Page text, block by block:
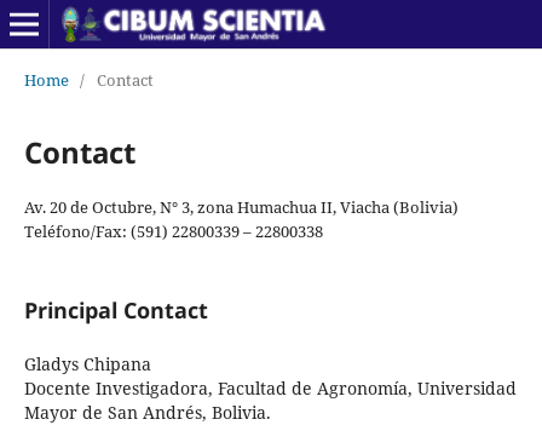
Home / Contact
Contact
Av. 20 de Octubre, N° 3, zona Humachua II, Viacha (Bolivia)
Teléfono/Fax: (591) 22800339 – 22800338
Principal Contact
Gladys Chipana
Docente Investigadora, Facultad de Agronomía, Universidad
Mayor de San Andrés, Bolivia.